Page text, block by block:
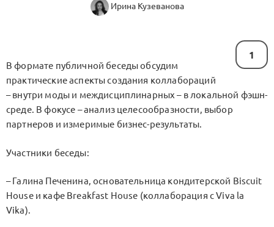
Ирина Кузеванова
1
В формате публичной беседы обсудим
практические аспекты создания коллабораций
– внутри моды и междисциплинарных – в локальной фэшн-
среде. В фокусе – анализ целесообразности, выбор
партнеров и измеримые бизнес-результаты.
Участники беседы:
– Галина Печенина, основательница кондитерской Biscuit
House и кафе Breakfast House (коллаборация с Viva la
Vika).